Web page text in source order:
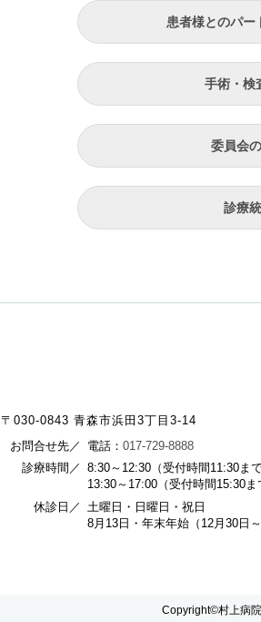
患者様とのパー
手術・検
委員会
診療
〒030-0843 青森市浜田3丁目3-14
お問合せ先／ 電話： 017-729-8888
診療時間／
8:30～12:30（受付時間11:30まで
13:30～17:00（受付時間15:30ま
休診日／
土曜日・日曜日・祝日
8月13日・年末年始（12月30日～
Copyright©村上病